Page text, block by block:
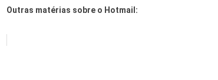
Outras matérias sobre o Hotmail: